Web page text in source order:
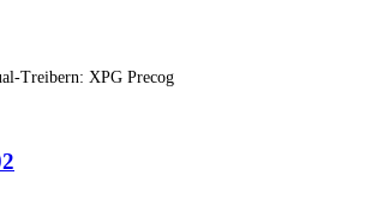
Treibern: XPG Precog